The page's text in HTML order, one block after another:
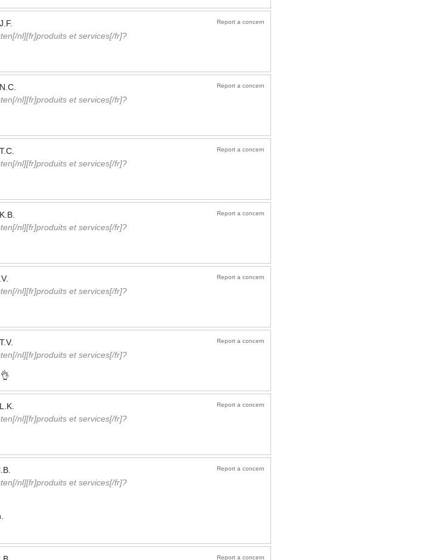
Report a concern
J.F.
nl][fr]produits et services[/fr]?
Report a concern
N.C.
nl][fr]produits et services[/fr]?
Report a concern
T.C.
nl][fr]produits et services[/fr]?
Report a concern
K.B.
nl][fr]produits et services[/fr]?
Report a concern
nl][fr]produits et services[/fr]?
Report a concern
T.V.
nl][fr]produits et services[/fr]?
Report a concern
L.K.
nl][fr]produits et services[/fr]?
Report a concern
nl][fr]produits et services[/fr]?
Report a concern